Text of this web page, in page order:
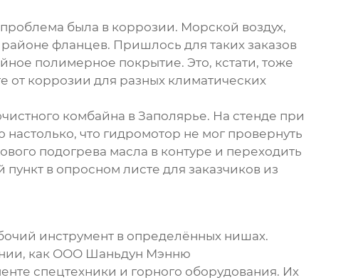
была в коррозии. Морской воздух,
фланцев. Пришлось для таких заказов
полимерное покрытие. Это, кстати, тоже
от коррозии для разных климатических
комбайна в Заполярье. На стенде при
что гидромотор не мог провернуть
подогрева масла в контуре и переходить
в опросном листе для заказчиков из
инструмент в определённых нишах.
как ООО Шаньдун Мэнню
спецтехники и горного оборудования. Их